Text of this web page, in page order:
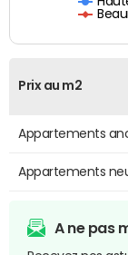
Prix au m2
Appartements
Appartements
A ne pas